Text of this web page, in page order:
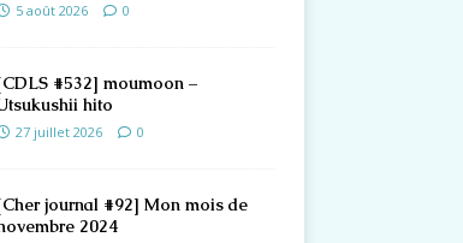
5 août 2026 0
#532] moumoon –
hito
27 juillet 2026 0
journal #92] Mon mois de
2024